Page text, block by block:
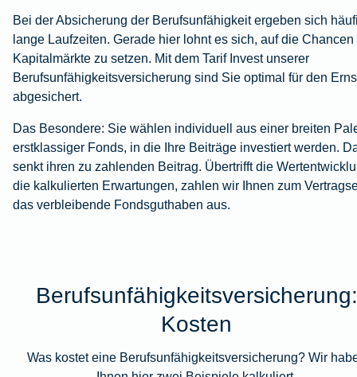
Bei der Absicherung der Berufsunfähigkeit ergeben sich
lange Laufzeiten. Gerade hier lohnt es sich, auf die Chancen
Kapitalmärkte zu setzen. Mit dem Tarif Invest unserer
Berufsunfähigkeitsversicherung sind Sie optimal für den
abgesichert.
Das Besondere: Sie wählen individuell aus einer breiten
erstklassiger Fonds, in die Ihre Beiträge investiert werden.
senkt ihren zu zahlenden Beitrag. Übertrifft die
die kalkulierten Erwartungen, zahlen wir Ihnen zum
das verbleibende Fondsguthaben aus.
Berufsunfähigkeitsversicherung:
Kosten
Was kostet eine Berufsunfähigkeitsversicherung? Wir